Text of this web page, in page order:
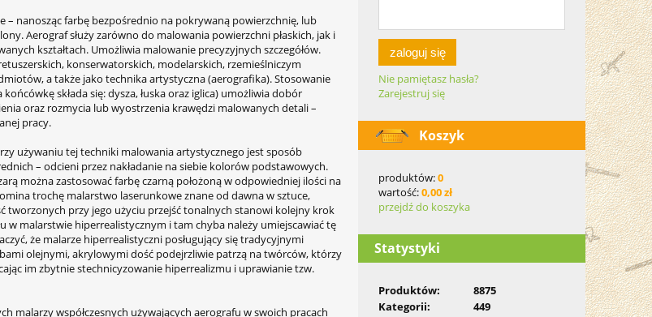
– nanosząc farbę bezpośrednio na pokrywaną powierzchnię, lub
Aerograf służy zarówno do malowania powierzchni płaskich, jak i
kształtach. Umożliwia malowanie precyzyjnych szczegółów.
konserwatorskich, modelarskich, rzemieślniczym
a także jako technika artystyczna (aerografika). Stosowanie
składa się: dysza, łuska oraz iglica) umożliwia dobór
oraz rozmycia lub wyostrzenia krawędzi malowanych detali –
pracy.
używaniu tej techniki malowania artystycznego jest sposób
– odcieni przez nakładanie na siebie kolorów podstawowych.
można zastosować farbę czarną położoną w odpowiedniej ilości na
trochę malarstwo laserunkowe znane od dawna w sztuce,
tworzonych przy jego użyciu przejść tonalnych stanowi kolejny krok
w malarstwie hiperrealistycznym i tam chyba należy umiejscawiać tę
że malarze hiperrealistyczni posługujący się tradycyjnymi
olejnymi, akrylowymi dość podejrzliwie patrzą na twórców, którzy
im zbytnie stechnicyzowanie hiperrealizmu i uprawianie tzw.
malarzy współczesnych używających aerografu w swoich pracach
zaloguj się
Nie pamiętasz hasła?
Zarejestruj się
Koszyk
produktów:0
wartość:0,00 zł
przejdź do koszyka
Statystyki
Produktów:
8875
Kategorii:
449